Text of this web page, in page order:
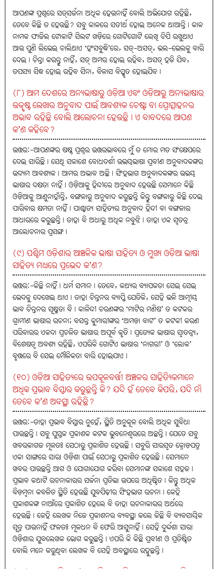
ଆପଣଙ୍କ ପ୍ରଶ୍ନରେ ସତ୍‌ସର୍ଜନା ଅଧିକ ହେଉନାହିଁ ବୋଲି ଅଭିଯୋଗ ରହିଛି,
ତେବେ କିଛି ତ ହେଉଛି? ସବୁ କାଳରେ ସତୀର୍ଥ ହୋଇ ଅନେକ ଥାଆନ୍ତି। କାଳ
ନାମକ ଫାଜିଲ ଟୋକାଟି ସିଲଟ ଖଡ଼ିରେ ଗୋଟିଗୋଟି ଲେଖି ଚିପି ରଖୁଥାଏ
ଆଉ ପୁଣି ଲିଭେଇ ଚାଲିଥାଏ ‘ହଂସବୁଦ୍ଧି’ରେ, ସତ୍‌-ଅସତ୍‌, ଭଲ-ଭେଲକୁ ବାରି
ଦେଇ। ଚିନ୍ତା କରନ୍ତୁ ନାହିଁ, ସତ୍‌ ଅମର ହୋଇ ରହିବ, ଅସତ୍‌ ହଜି ଯିବ,
ତପସ୍ୟା ସିଦ୍ଧ ହୋଇ ରହିବ ସିନା, ବିଳାସ ବିସ୍ମୃତ ହୋଇଯିବ।
(୮) ଆମ ଦେଶରେ ଅନ୍ୟଭାଷାରୁ ଓଡ଼ିଆ ଏବଂ ଓଡ଼ିଆରୁ ଅନ୍ୟଭାଷାର
ଉତ୍କୃଷ୍ଟ ଲେଖାର ଅନୁବାଦ ପାଇଁ ଆବଶ୍ୟକ ଚେଷ୍ଟା ବା ପ୍ରୋତ୍ସାହନର
ଅଭାବ ରହିଛି ବୋଲି ଆଲୋଚନା ହେଉଛି। ଏ ବାବଦରେ ଆପଣ
କ’ଣ କହିବେ?
ଉତ୍ତର:-ଆପଣଙ୍କର ଷଷ୍ଠ ପ୍ରଶ୍ନର ଉତ୍ତରଭାବରେ ମୁଁ ତ ମୋର ମତ ସଂକ୍ଷେପରେ
ଦେଇ ସାରିଛି। ସେଥି ସକାଶେ ବୋଧଦର୍ଶୀ ଉଭୟଭାଷା ପ୍ରବୀଣ ଅନୁବାଦକଙ୍କର
ଉଦ୍ୟମ ଆବଶ୍ୟକ। ଆମର ଅଭାବ ଅଛି। ସିଂହଭାଗ ଅନୁବାଦକଙ୍କର ଉଭୟ
ଭାଷାର ଦକ୍ଷତା ନାହିଁ। ଓଡ଼ିଆକୁ ହିନ୍ଦୀରେ ଅନୁବାଦ ହେଉଛି ସେମାନେ କିଛି
ଓଡ଼ିଆକୁ ଆଣୁନାହାଁନ୍ତି, ବଙ୍ଗଳାରୁ ଅନୁବାଦ କରୁଛନ୍ତି କିନ୍ତୁ ବଙ୍ଗଳାରୁ କିଛି ଦେଇ
ପାରିବାର କ୍ଷମତା ନାହିଁ। ପାଶ୍ଚାତ୍ୟ ସାହିତ୍ୟର ଅନୁବାଦ ହିନ୍ଦୀ ବା ବଙ୍ଗଳାର
ଆଧାରରେ କରୁଛନ୍ତି। ତାହା ବି ଅଧାରୁ ଅଧିକ ନବୁଝି। ତାହା ଏକ ସ୍ବତନ୍ତ୍ର
ଆଲୋଚନାର ପ୍ରସଙ୍ଗ।
(୯) ପଶ୍ଚିମ ଓଡ଼ିଶାର ଆଞ୍ଚଳିକ ଭାଷା ସାହିତ୍ୟ ଓ ମୁଖ୍ୟ ଓଡ଼ିଆ ଭାଷା
ସାହିତ୍ୟ ମଧ୍ୟରେ ପ୍ରଭେଦ କ’ଣ?
ଉତ୍ତର:-କିଛି ନାହିଁ। ଧର୍ମ ସମାନ। ତେବେ, କଥ୍ୟର ବ୍ୟାପକତା ସେଇ ସେଇ
ଭେଦକୁ ଦେଖେଇ ଥାଏ। ତାହା ଚିନ୍ତନର ବ୍ୟାପ୍ତି ଯେତିକି, ସେହି ଭଳି ଆତ୍ମୀୟ
ଭାବ ଚିନ୍ତନର ସୂକ୍ଷ୍ମତା ବି। କାଳିନ୍ଦୀ ଚରଣଙ୍କର ‘ମାଟିର ମଣିଷ’ ତ କଟକର
ଗ୍ରାମୀଣ ଭାଷାର ରଚନା; ବସନ୍ତ କୁମାରୀଙ୍କର ‘ଅମଡ଼ା ବାଟ’ ତ କଟକୀ କରଣ
ପରିବାରର ଏକଦା ପ୍ରଚଳିତ ଭାଷାର ଅପୂର୍ବ କୃତି। ପ୍ରତ୍ୟେକ ଭାଷାର ସ୍ବାତନ୍ତ୍ର୍ୟ,
ବିଶେଷତ୍ବ ଅବଶ୍ୟ ରହିଛି, ଏପରିକି ଗୋଟିଏ ଭାଷାର ‘ନାଗରୀ’ ଓ ‘ଲୋକ’
ବୃତ୍ତରେ ବି ସେଇ ମୌଳିକତା ବାରି ହୋଇଯାଏ।
(୧୦) ଓଡ଼ିଆ ସାହିତ୍ୟରେ ଉପକୂଳବର୍ତ୍ତୀ ଅଞ୍ଚଳର ସାହିତ୍ୟିକମାନେ
ଅଧିକ ପ୍ରଭାବ ବିସ୍ତାର କରୁଛନ୍ତି କି? ଯଦି ହଁ ତେବେ କିପରି, ଯଦି ନାଁ
ତେବେ କ’ଣ ଅବସ୍ଥା ରହିଛି?
ଉତ୍ତର:-ତାହା ପ୍ରଭାବ ବିସ୍ତାର ନୁହେଁ, ସ୍ଥିତି ଅନୁକୂଳ ବୋଲି ଅଧିକ ସୁବିଧା
ପାଉଛନ୍ତି। ସବୁ ପୁସ୍ତକ ପ୍ରକାଶକ କଟକ ଭୁବନେଶ୍ବରରେ ଅଛନ୍ତି। ଯେତେ ସବୁ
ଖବରକାଗଜ ମୂଳତଃ ସେଠାରୁ ପ୍ରକାଶିତ ହେଉଛି। ସବୁରି ସାରସ୍ବତ କ୍ରୋଡ଼ପତ୍ର
ଏକା ସାଙ୍ଗରେ ସାରା ଓଡ଼ିଶା ପାଇଁ ସେଠାରୁ ପ୍ରକାଶିତ ହେଉଛି। ସେମାନେ
ଖବର ପାଉଛନ୍ତି ଆଗ ଓ ଯୋଗାଯୋଗ କରିବା ସେମାନଙ୍କ ସକାଶେ ସହଜ।
ପ୍ରଭାବ କଥାଟି ରଚନାକାରର ସର୍ଜନା ପ୍ରତିଭା ଉପରେ ଅଧିଷ୍ଠିତ। କିନ୍ତୁ ଅଧିକ
ବିଡ଼ମ୍ବନା କବଳିତ ସ୍ଥିତି ହେଉଛି ଯୁବପିଢ଼ୀର ସିଂହଭାଗ ରଚନା। କେହି
ପ୍ରକାଶକଙ୍କ ନାଆଁରେ ପ୍ରକାଶିତ ହେଲେ ବି ତାହା ରଚନାକାରର ଅର୍ଥରେ
ହେଉଛି। କେହି ଲେଖକ ନିଜେ ପ୍ରକାଶନର ବ୍ୟବସ୍ଥା କଲେ କିଛି ବି ବ୍ୟବସାୟିକ
ସୂତ୍ର ପାଉନାହିଁ ଫଳତଃ ମୂଳଧନ ବି ଫେରି ଆସୁନାହିଁ। ସେହି ଦୁର୍ଦ୍ଦଶା ସାରା
ଓଡ଼ିଶାର ଯୁବଲେଖକ ଭୋଗ କରୁଛନ୍ତି। ଏପରି କି କିଛି ପ୍ରବୀଣ ଓ ପ୍ରତିଷ୍ଠିତ
ବୋଲି ମନେ କରୁଥିବା ଲେଖକ ବି ସେହି ଅବସ୍ଥାରେ ରହୁଛନ୍ତି।